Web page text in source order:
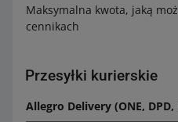
Maksymalna kwota, jaką
cennikach
Przesyłki kurierskie
Allegro Delivery (ONE, DPD,